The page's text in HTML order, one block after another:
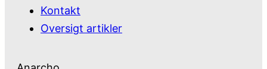
Kontakt
Oversigt artikler